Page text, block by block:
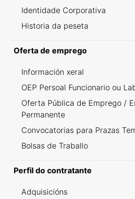
Identidade Corporativa
Historia da peseta
Oferta de emprego
Información xeral
OEP Persoal Funcionario ou
Oferta Pública de Emprego /
Permanente
Convocatorias para Prazas
Bolsas de Traballo
Perfil do contratante
Adquisicións